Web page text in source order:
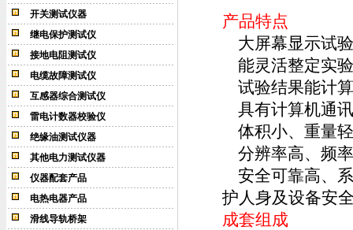
开关测试仪器
继电保护测试仪
接地电阻测试仪
电缆故障测试仪
互感器综合测试仪
雷电计数器校验仪
绝缘油测试仪器
其他电力测试仪器
仪器配套产品
电热电器产品
滑线导轨桥架
产品特点
大屏幕显示试
能灵活整定实
试验结果能计
具有计算机通
体积小、重量
分辨率高、频
安全可靠高、
护人身及设备安
成套组成